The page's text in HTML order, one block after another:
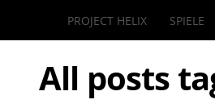
PROJECT HELIX SPIELE
All posts